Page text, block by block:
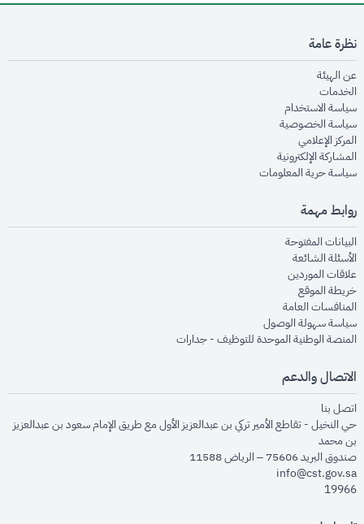
نظرة عامة
عن الهيئةopens in new window
الخدماتopens in new window
سياسة الاستخدام
سياسة الخصوصيةopens in new window
المركز الإعلاميopens in new window
المشاركة الإلكترونيةopens in new window
سياسة حرية المعلوماتopens in new window
روابط مهمة
البيانات المفتوحةopens in new window
الأسئلة الشائعةopens in new window
علاقات الموردينopens in new window
خريطة الموقعopens in new window
المنافسات العامةopens in new window
سياسة سهولة الوصولopens in new window
المنصة الوطنية الموحدة للتوظيف - جداراتopens in new window
الاتصال والدعم
اتصل بنا
حي النخيل - تقاطع الأمير تركي بن عبدالعزيز الأول مع طريق الإمام سعود بن عبدالعزيز
بن محمد
صندوق البريد 75606 – الرياض 11588
info@cst.gov.sa
19966